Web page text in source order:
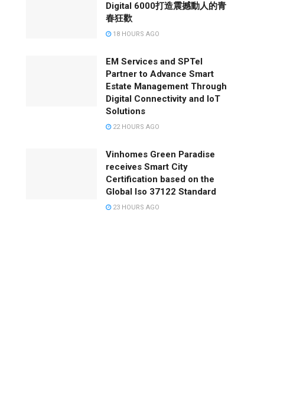
Digital 6000打造震撼動人的青
春狂歡
18 HOURS AGO
EM Services and SPTel
Partner to Advance Smart
Estate Management Through
Digital Connectivity and IoT
Solutions
22 HOURS AGO
Vinhomes Green Paradise
receives Smart City
Certification based on the
Global Iso 37122 Standard
23 HOURS AGO